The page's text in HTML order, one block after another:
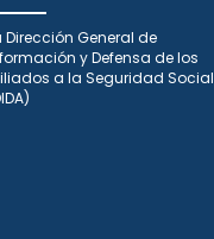
Dirección General de
y Defensa de los
a la Seguridad Social